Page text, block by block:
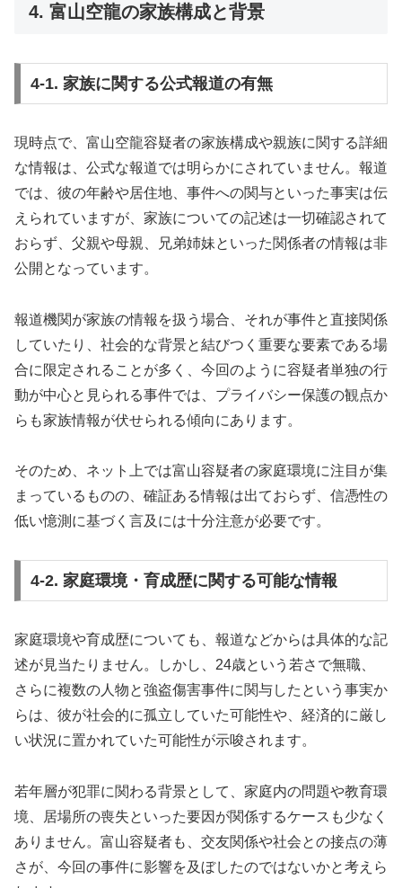
4. 富山空龍の家族構成と背景
4-1. 家族に関する公式報道の有無
現時点で、富山空龍容疑者の家族構成や親族に関する詳細
な情報は、公式な報道では明らかにされていません。報道
では、彼の年齢や居住地、事件への関与といった事実は伝
えられていますが、家族についての記述は一切確認されて
おらず、父親や母親、兄弟姉妹といった関係者の情報は非
公開となっています。
報道機関が家族の情報を扱う場合、それが事件と直接関係
していたり、社会的な背景と結びつく重要な要素である場
合に限定されることが多く、今回のように容疑者単独の行
動が中心と見られる事件では、プライバシー保護の観点か
らも家族情報が伏せられる傾向にあります。
そのため、ネット上では富山容疑者の家庭環境に注目が集
まっているものの、確証ある情報は出ておらず、信憑性の
低い憶測に基づく言及には十分注意が必要です。
4-2. 家庭環境・育成歴に関する可能な情報
家庭環境や育成歴についても、報道などからは具体的な記
述が見当たりません。しかし、24歳という若さで無職、
さらに複数の人物と強盗傷害事件に関与したという事実か
らは、彼が社会的に孤立していた可能性や、経済的に厳し
い状況に置かれていた可能性が示唆されます。
若年層が犯罪に関わる背景として、家庭内の問題や教育環
境、居場所の喪失といった要因が関係するケースも少なく
ありません。富山容疑者も、交友関係や社会との接点の薄
さが、今回の事件に影響を及ぼしたのではないかと考えら